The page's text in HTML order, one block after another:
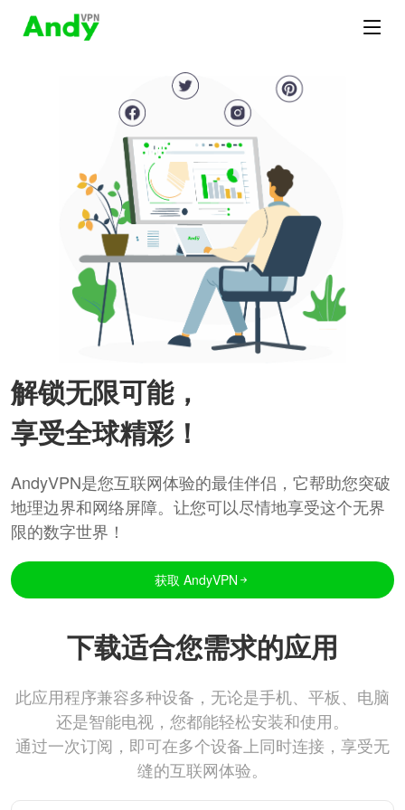
解锁无限可能，
享受全球精彩！
AndyVPN是您互联网体验的最佳伴侣，它帮助您突破
地理边界和网络屏障。让您可以尽情地享受这个无界
限的数字世界！
获取 AndyVPN
下载适合您需求的应用
此应用程序兼容多种设备，无论是手机、平板、电脑
还是智能电视，您都能轻松安装和使用。
通过一次订阅，即可在多个设备上同时连接，享受无
缝的互联网体验。